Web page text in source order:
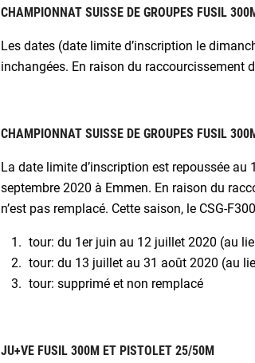
CHAMPIONNAT SUISSE DE GROUPES FUSIL
Les dates (date limite d’inscription le
inchangées. En raison du raccourcissement
CHAMPIONNAT SUISSE DE GROUPES FUSIL
La date limite d’inscription est repoussée
septembre 2020 à Emmen. En raison du
n’est pas remplacé. Cette saison, le CSG-
tour: du 1er juin au 12 juillet 2020 (au
tour: du 13 juillet au 31 août 2020 (au
tour: supprimé et non remplacé
JU+VE FUSIL 300M ET PISTOLET 25/50M